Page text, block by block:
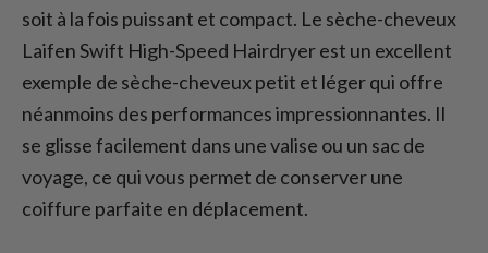
soit à la fois puissant et compact. Le sèche-cheveux
Laifen Swift High-Speed Hairdryer est un excellent
exemple de sèche-cheveux petit et léger qui offre
néanmoins des performances impressionnantes. Il
se glisse facilement dans une valise ou un sac de
voyage, ce qui vous permet de conserver une
coiffure parfaite en déplacement.